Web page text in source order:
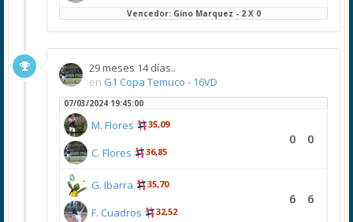
Vencedor: Gino Marquez - 2 X 0
29 meses 14 días..
en G1 Copa Temuco - 16VD
07/03/2024 19:45:00
M. Flores 35,09
C. Flores 36,85
0 0
G. Ibarra 35,70
F. Cuadros 32,52
6 6